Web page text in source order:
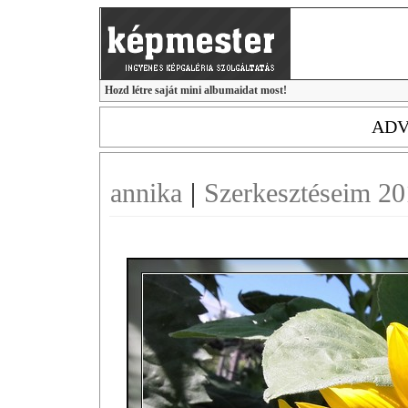
Hozd létre saját mini albumaidat most!
annika | Szerkesztéseim